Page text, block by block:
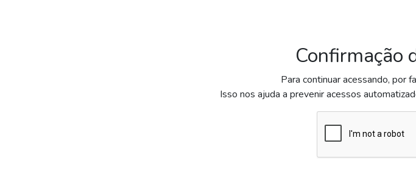
Confirmação
Para continuar acessando, por
Isso nos ajuda a prevenir acessos